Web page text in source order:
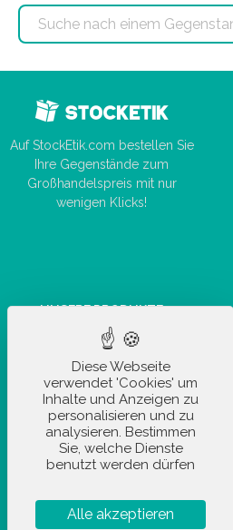
Auf StockEtik.com bestellen Sie
Ihre Gegenstände zum
Großhandelspreis mit nur
wenigen Klicks!
UNSERE PRODUKTE
Autozubehör
Büromaterial
Alltagsaccessoire
Freizeitartikel
Sportartikel
Hygiene- und
Gesundheitsprodukte
Schönheitszubehör
Diese Webseite
verwendet 'Cookies' um
Inhalte und Anzeigen zu
personalisieren und zu
analysieren. Bestimmen
Sie, welche Dienste
benutzt werden dürfen
Alle akzeptieren